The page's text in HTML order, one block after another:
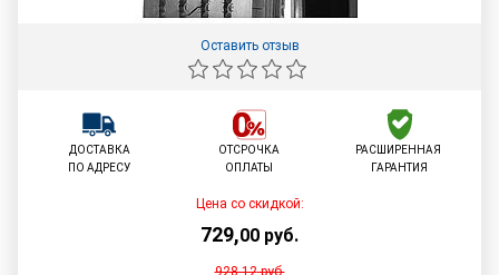
Оставить отзыв
ДОСТАВКА
ПО АДРЕСУ
ОТСРОЧКА
ОПЛАТЫ
РАСШИРЕННАЯ
ГАРАНТИЯ
Цена со скидкой:
729,00 руб.
928,12руб.